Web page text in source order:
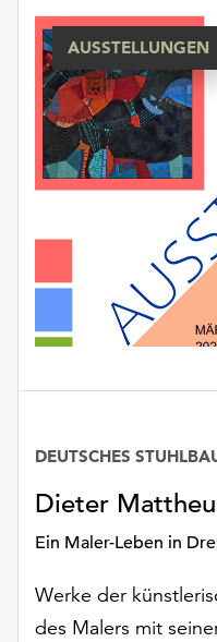
AUSSTELLUNGEN
Dieter
Ein Maler-Leben in
Werke der
des Malers mit